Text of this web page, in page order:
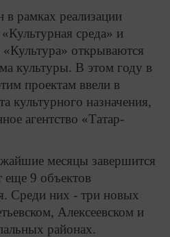
в рамках реализации
среда» и
открываются
культуры. В этом году в
проектам ввели в
культурного назначения,
агентство «Татар-
месяцы завершится
еще 9 объектов
Среди них - три новых
Алексеевском и
районах.